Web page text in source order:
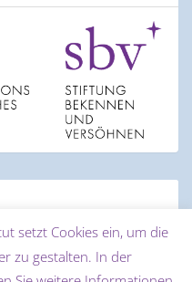
setzt Cookies ein, um die
zu gestalten. In der